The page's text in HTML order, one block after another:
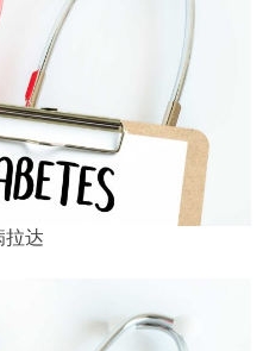
拉达